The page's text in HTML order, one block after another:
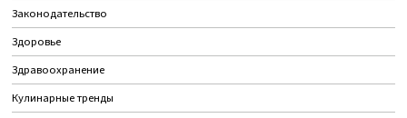
Законодательство
Здоровье
Здравоохранение
Кулинарные тренды